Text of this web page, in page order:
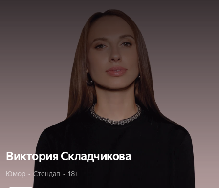
Виктория Складчикова
Юмор  •  Стендап  •  18+